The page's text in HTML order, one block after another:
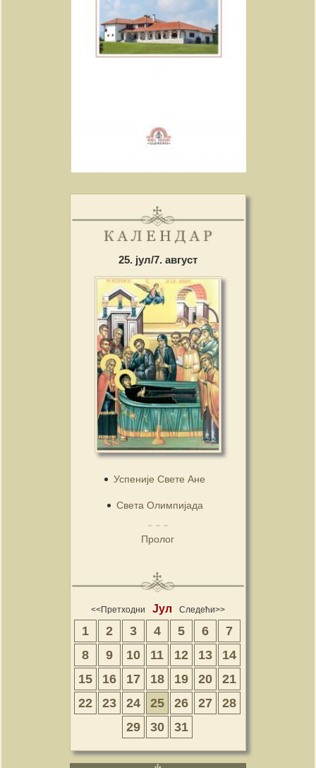
25. јул/7. август
Успеније Свете Ане
Света Олимпијада
Пролог
<<Претходни Јул Следећи>>
1 2 3 4 5 6
7
8
9 10 11 12 13
14
15
16 17 18 19 20
21
22
23 24 25 26 27
28
29
30 31